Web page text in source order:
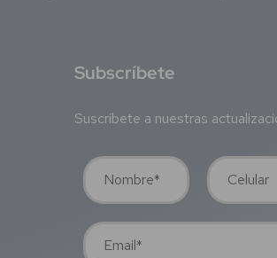
Subscríbete
Suscríbete a nuestras